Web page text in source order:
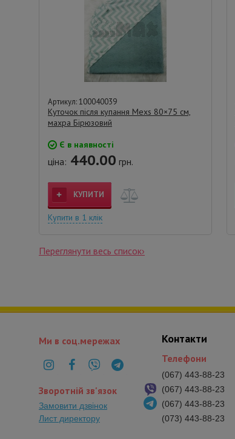
Артикул: 100040039
Куточок після купання Mexs 80×75 см,
махра Бірюзовий
Є в наявності
ціна: 440.00 грн.
КУПИТИ
Купити в 1 клік
Переглянути весь список›
Контакти
Телефони
(067) 443-88-23
(067) 443-88-23
(067) 443-88-23
(073) 443-88-23
Ми в соц.мережах
Зворотній зв'язок
Замовити дзвінок
Лист директору